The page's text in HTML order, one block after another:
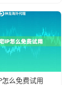
体业务场景相
完全不同。
是电商平台或
么免费试用